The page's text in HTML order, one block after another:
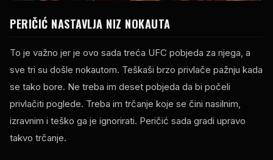
PERIČIĆ NASTAVLJA NIZ NOKAUTA
To je važno jer je ovo sada treća UFC pobjeda za njega, a
sve tri su došle nokautom. Teškaši brzo privlače pažnju kada
se tako bore. Ne treba im deset pobjeda da bi počeli
privlačiti poglede. Treba im trčanje koje se čini nasilnim,
izravnim i teško ga je ignorirati. Peričić sada gradi upravo
takvo trčanje.